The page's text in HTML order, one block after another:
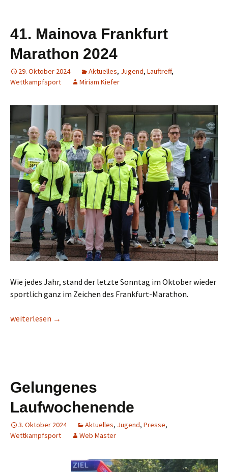
41. Mainova Frankfurt
Marathon 2024
29. Oktober 2024 Aktuelles, Jugend, Lauftreff,
Wettkampfsport
Miriam Kiefer
Wie jedes Jahr, stand der letzte Sonntag im Oktober wieder
sportlich ganz im Zeichen des Frankfurt-Marathon.
41. Mainova Frankfurt Marathon 2024
weiterlesen →
Gelungenes
Laufwochenende
3. Oktober 2024 Aktuelles, Jugend, Presse,
Wettkampfsport
Web Master